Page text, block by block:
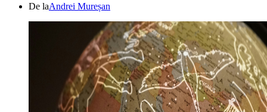
De laAndrei Mureșan